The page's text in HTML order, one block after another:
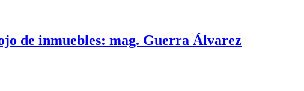
de inmuebles: mag. Guerra Álvarez